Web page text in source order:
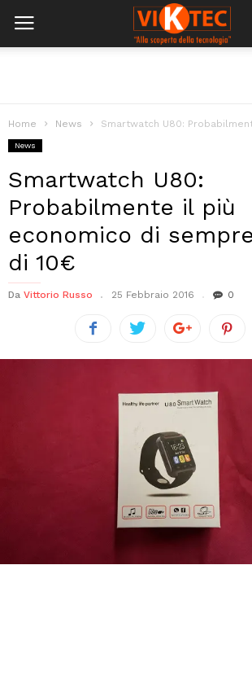
Home News Smartwatch U80: Probabilmente il più
News
Smartwatch U80:
Probabilmente il più
economico di
di 10€
Da Vittorio Russo 25 Febbraio 2016 0